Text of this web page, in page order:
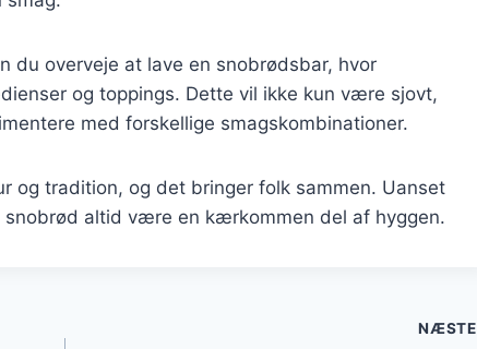
du overveje at lave en snobrødsbar, hvor
og toppings. Dette vil ikke kun være sjovt,
med forskellige smagskombinationer.
og tradition, og det bringer folk sammen. Uanset
altid være en kærkommen del af hyggen.
NÆSTE